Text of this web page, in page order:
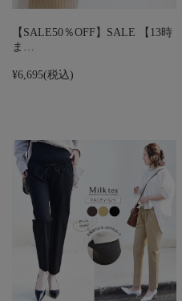
【SALE50％OFF】SALE 【13時
ま…
¥6,695(税込)